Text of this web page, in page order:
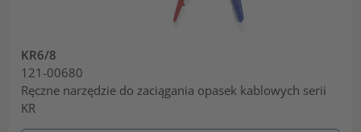
KR6/8
121-00680
Ręczne narzędzie do zaciągania opasek kablowych serii
KR